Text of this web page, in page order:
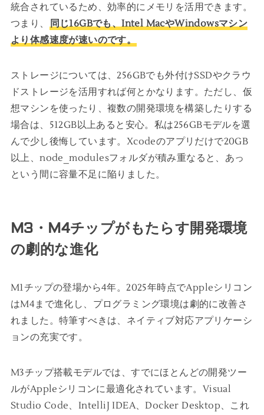
統合されているため、効率的にメモリを活用できます。
つまり、
同じ16GBでも、Intel MacやWindowsマシン
より体感速度が速いのです。
ストレージについては、256GBでも外付けSSDやクラウ
ドストレージを活用すれば何とかなります。ただし、仮
想マシンを使ったり、複数の開発環境を構築したりする
場合は、512GB以上あると安心。私は256GBモデルを選
んで少し後悔しています。Xcodeのアプリだけで20GB
以上、node_modulesフォルダが積み重なると、あっ
という間に容量不足に陥りました。
M3・M4チップがもたらす開発環境
の劇的な進化
M1チップの登場から4年。2025年時点でAppleシリコン
はM4まで進化し、プログラミング環境は劇的に改善さ
れました。特筆すべきは、ネイティブ対応アプリケーシ
ョンの充実です。
M3チップ搭載モデルでは、すでにほとんどの開発ツー
ルがAppleシリコンに最適化されています。Visual
Studio Code、IntelliJ IDEA、Docker Desktop、これ